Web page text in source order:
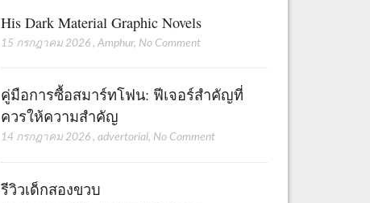
His Dark Material Graphic Novels
15 กรกฎาคม 2026 ,Amphur, No Comment
คู่มือการซื้อสมาร์ทโฟน: ฟีเจอร์สำคัญที่
ควรให้ความสำคัญ
14 กรกฎาคม 2026 ,advertorial, No Comment
รีวิวเด็กสองขวบ